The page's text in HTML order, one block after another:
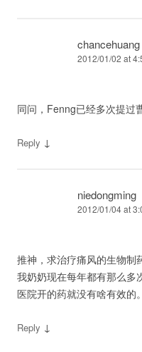
chancehuang
2012/01/02 at
同问，Fenng已经多次提过
Reply ↓
niedongming
2012/01/04 at
推神，求治疗痛风的生物制
我奶奶现在每年都有那么多
医院开的药就没有啥有效的。
Reply ↓